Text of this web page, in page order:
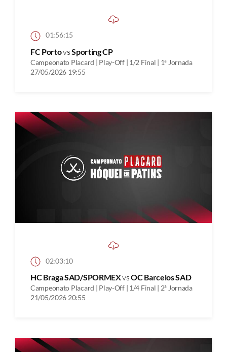
01:56:15
FC PortovsSporting CP
Campeonato Placard | Play-Off | 1/2 Final | 1ª Jornada
27/05/2026 19:55
02:03:10
HC Braga SAD/SPORMEXvsOC Barcelos SAD
Campeonato Placard | Play-Off | 1/4 Final | 2ª Jornada
21/05/2026 20:55